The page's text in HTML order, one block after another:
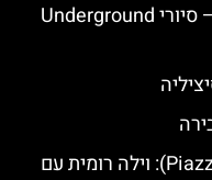
קטניה התחתית (אנדרגראונד) – סיורי Underground
פיאצה ארמרינה (Piazza Armerina): וילה רומית עם